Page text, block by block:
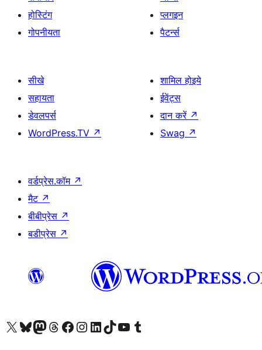
होस्टिंग
गोपनीयता
प्लगइन
पैटर्न्स
सीखे
सहायता
डेवलपर्स
WordPress.TV ↗
शामिल होइये
ईवेंट्स
दान करें ↗
Swag ↗
वर्डप्रेस.कॉम ↗
मैट ↗
बीबीप्रेस ↗
बडीप्रेस ↗
Visit our X (formerly Twitter) account
हमारे बलुस्की खाते पर जाएँVisit our Mastodon account
हमारे थ्रेड्स अकाउंट पर जाएंहमारे फेसबुक पेज पर जाएँहमारे इंस्टाग्राम अकाउंट पर जाएंहमारे लिंक्डइन खाते पर जाएँहमारे टिकटॉक खाते पर जाएँहमारे यूट्यूब चैनल पर जाएंहमारे Tumblr खाते पर जाएँ